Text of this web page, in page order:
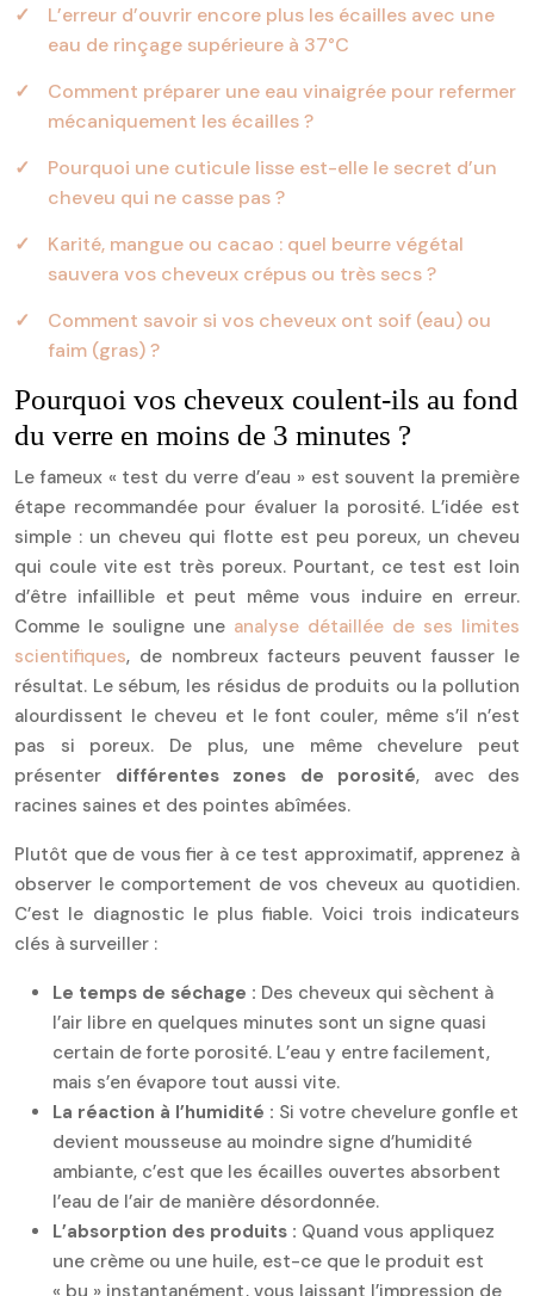
L’erreur d’ouvrir encore plus les écailles avec une
eau de rinçage supérieure à 37°C
Comment préparer une eau vinaigrée pour refermer
mécaniquement les écailles ?
Pourquoi une cuticule lisse est-elle le secret d’un
cheveu qui ne casse pas ?
Karité, mangue ou cacao : quel beurre végétal
sauvera vos cheveux crépus ou très secs ?
Comment savoir si vos cheveux ont soif (eau) ou
faim (gras) ?
Pourquoi vos cheveux coulent-ils au fond
du verre en moins de 3 minutes ?
Le fameux « test du verre d’eau » est souvent la première
étape recommandée pour évaluer la porosité. L’idée est
simple : un cheveu qui flotte est peu poreux, un cheveu
qui coule vite est très poreux. Pourtant, ce test est loin
d’être infaillible et peut même vous induire en erreur.
Comme le souligne une analyse détaillée de ses limites
scientifiques, de nombreux facteurs peuvent fausser le
résultat. Le sébum, les résidus de produits ou la pollution
alourdissent le cheveu et le font couler, même s’il n’est
pas si poreux. De plus, une même chevelure peut
présenter différentes zones de porosité, avec des
racines saines et des pointes abîmées.
Plutôt que de vous fier à ce test approximatif, apprenez à
observer le comportement de vos cheveux au quotidien.
C’est le diagnostic le plus fiable. Voici trois indicateurs
clés à surveiller :
Le temps de séchage : Des cheveux qui sèchent à
l’air libre en quelques minutes sont un signe quasi
certain de forte porosité. L’eau y entre facilement,
mais s’en évapore tout aussi vite.
La réaction à l’humidité : Si votre chevelure gonfle et
devient mousseuse au moindre signe d’humidité
ambiante, c’est que les écailles ouvertes absorbent
l’eau de l’air de manière désordonnée.
L’absorption des produits : Quand vous appliquez
une crème ou une huile, est-ce que le produit est
« bu » instantanément, vous laissant l’impression de